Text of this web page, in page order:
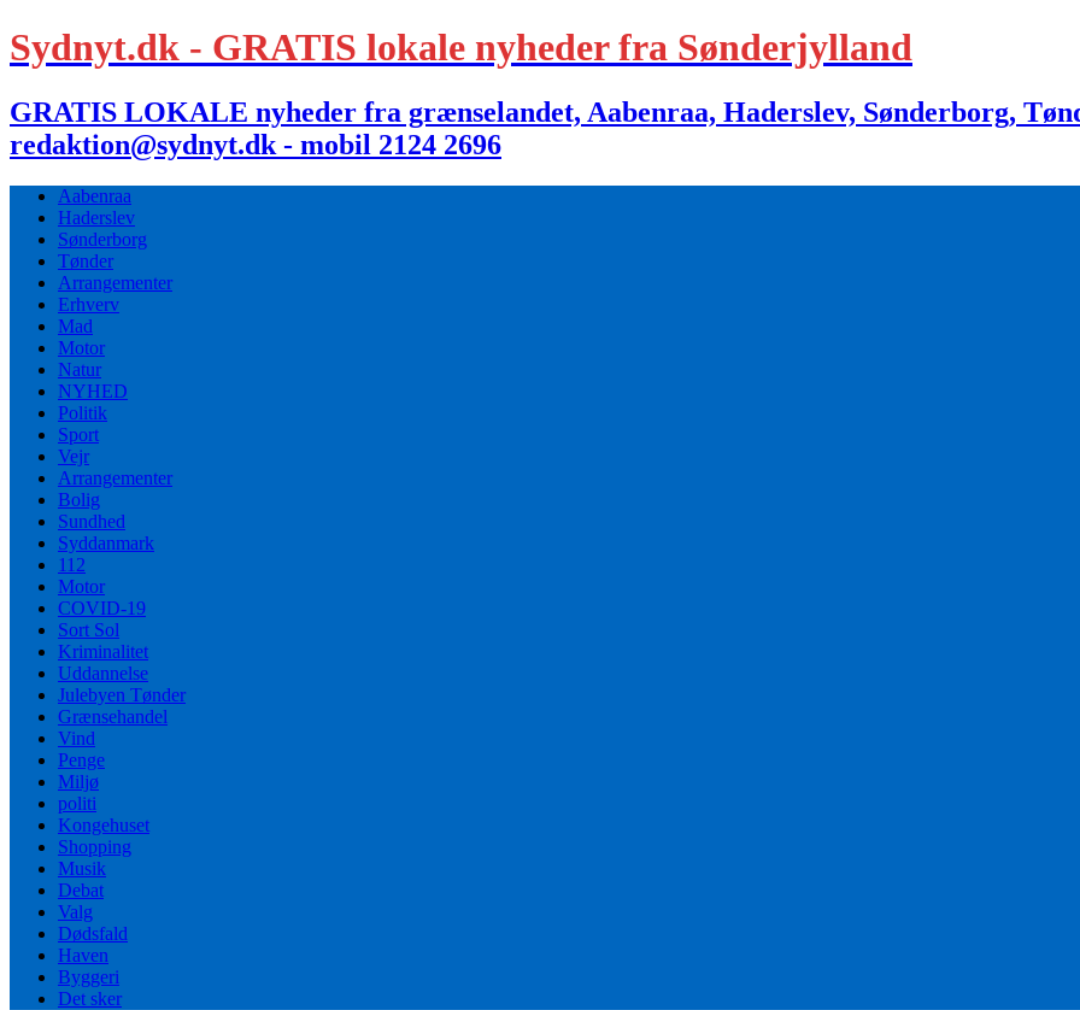
Sydnyt.dk - GRATIS lokale nyheder fra Sønderjylland
GRATIS LOKALE nyheder fra grænselandet, Aabenraa, Haderslev, Sønderborg,
redaktion@sydnyt.dk - mobil 2124 2696
Aabenraa
Haderslev
Sønderborg
Tønder
Arrangementer
Erhverv
Mad
Motor
Natur
NYHED
Politik
Sport
Vejr
Arrangementer
Bolig
Sundhed
Syddanmark
112
Motor
COVID-19
Sort Sol
Kriminalitet
Uddannelse
Julebyen Tønder
Grænsehandel
Vind
Penge
Miljø
politi
Kongehuset
Shopping
Musik
Debat
Valg
Dødsfald
Haven
Byggeri
Det sker